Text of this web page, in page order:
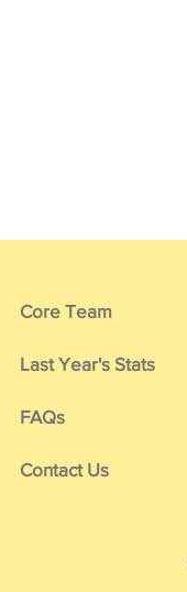
Core Team
Last Year's Stats
FAQs
Contact Us